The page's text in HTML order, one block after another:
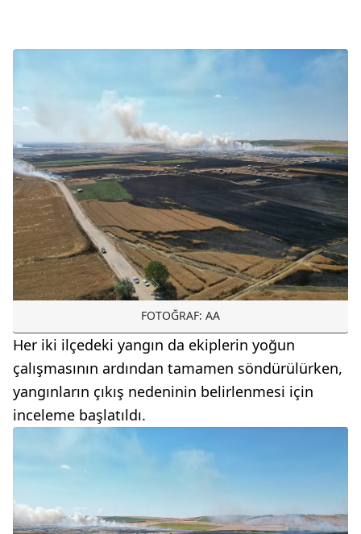
FOTOĞRAF: AA
Her iki ilçedeki yangın da ekiplerin yoğun
çalışmasının ardından tamamen söndürülürken,
yangınların çıkış nedeninin belirlenmesi için
inceleme başlatıldı.